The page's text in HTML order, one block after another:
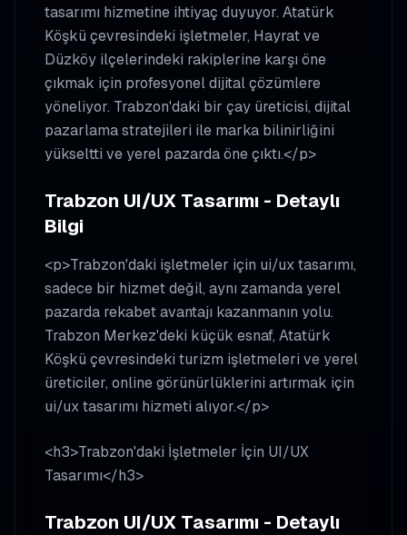
tasarımı hizmetine ihtiyaç duyuyor. Atatürk
Köşkü çevresindeki işletmeler, Hayrat ve
Düzköy ilçelerindeki rakiplerine karşı öne
çıkmak için profesyonel dijital çözümlere
yöneliyor. Trabzon'daki bir çay üreticisi, dijital
pazarlama stratejileri ile marka bilinirliğini
yükseltti ve yerel pazarda öne çıktı.</p>
Trabzon UI/UX Tasarımı - Detaylı
Bilgi
<p>Trabzon'daki işletmeler için ui/ux tasarımı,
sadece bir hizmet değil, aynı zamanda yerel
pazarda rekabet avantajı kazanmanın yolu.
Trabzon Merkez'deki küçük esnaf, Atatürk
Köşkü çevresindeki turizm işletmeleri ve yerel
üreticiler, online görünürlüklerini artırmak için
ui/ux tasarımı hizmeti alıyor.</p>
<h3>Trabzon'daki İşletmeler İçin UI/UX
Tasarımı</h3>
Trabzon UI/UX Tasarımı - Detaylı